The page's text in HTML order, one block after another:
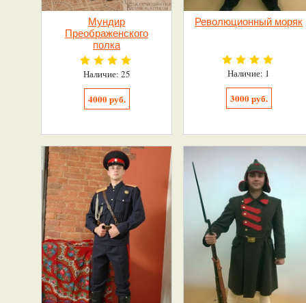
Мундир
Преображенского
полка
Наличие: 25
4000 руб.
Революционный моряк
Наличие: 1
3000 руб.